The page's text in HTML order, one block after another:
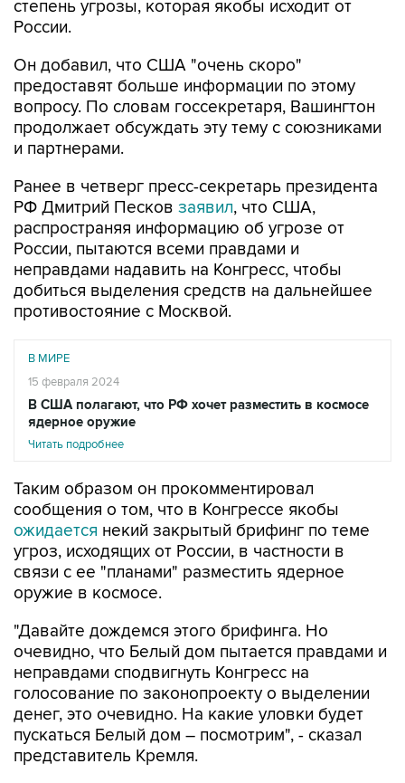
степень угрозы, которая якобы исходит от
России.
Он добавил, что США "очень скоро"
предоставят больше информации по этому
вопросу. По словам госсекретаря, Вашингтон
продолжает обсуждать эту тему с союзниками
и партнерами.
Ранее в четверг пресс-секретарь президента
РФ Дмитрий Песков заявил, что США,
распространяя информацию об угрозе от
России, пытаются всеми правдами и
неправдами надавить на Конгресс, чтобы
добиться выделения средств на дальнейшее
противостояние с Москвой.
В МИРЕ
15 февраля 2024
В США полагают, что РФ хочет разместить в космосе
ядерное оружие
Читать подробнее
Таким образом он прокомментировал
сообщения о том, что в Конгрессе якобы
ожидается некий закрытый брифинг по теме
угроз, исходящих от России, в частности в
связи с ее "планами" разместить ядерное
оружие в космосе.
"Давайте дождемся этого брифинга. Но
очевидно, что Белый дом пытается правдами и
неправдами сподвигнуть Конгресс на
голосование по законопроекту о выделении
денег, это очевидно. На какие уловки будет
пускаться Белый дом – посмотрим", - сказал
представитель Кремля.